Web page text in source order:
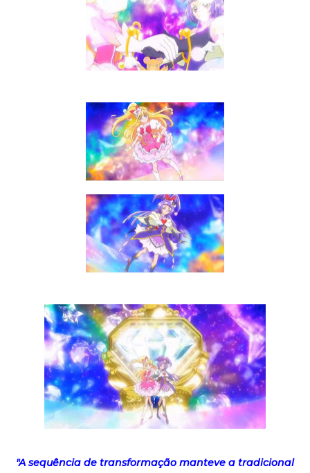
"A sequência de transformação manteve a tradicional